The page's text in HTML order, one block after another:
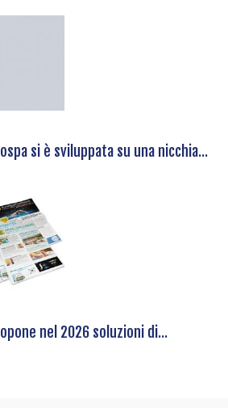
si è sviluppata su una nicchia...
nel 2026 soluzioni di...